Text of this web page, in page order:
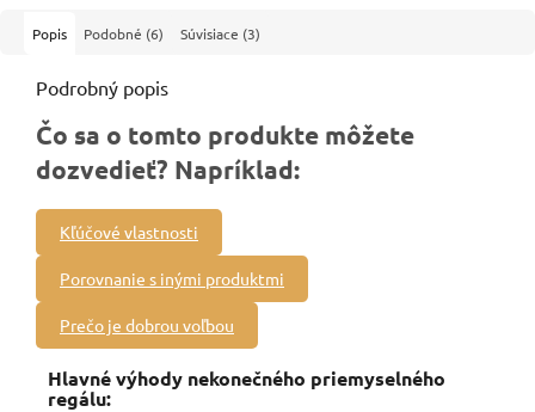
Popis Podobné (6) Súvisiace (3)
Podrobný popis
Čo sa o tomto produkte môžete
dozvedieť? Napríklad:
Kľúčové vlastnosti
Porovnanie s inými produktmi
Prečo je dobrou voľbou
Hlavné výhody nekonečného priemyselného
regálu: